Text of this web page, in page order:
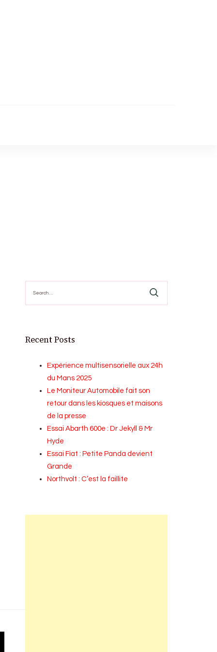
for:
Recent Posts
Expérience multisensorielle aux 24h
du Mans 2025
Le Moniteur Automobile fait son
retour dans les kiosques et maisons
de la presse
Essai Abarth 600e : Dr Jekyll & Mr
Hyde
Essai Fiat : Petite Panda devient
Grande
Northvolt : C’est la faillite